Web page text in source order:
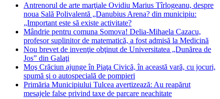
Antrenorul de arte marţiale Ovidiu Marius Tîrlogeanu, despre
noua Sală Polivalentă „Danubius Arena? din municipiu:
„Important este să existe activitate?
Mândrie pentru comuna Somova! Delia-Mihaela Cazacu,
profesor suplinitor de matematică, a fost admisă la Medicină
Nou brevet de invenţie obţinut de Universitatea „Dunărea de
Jos” din Galaţi
Moş Crăciun ajunge în Piaţa Civică, în această vară, cu jocuri,
spumă şi o autospecială de pompieri
Primăria Municipiului Tulcea avertizează: Au reapărut
mesajele false privind taxe de parcare neachitate